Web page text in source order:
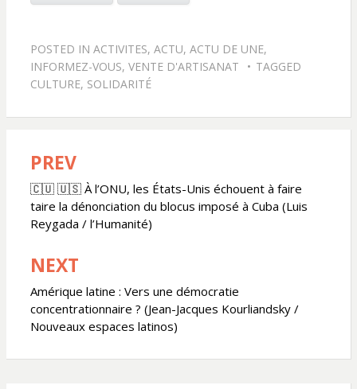
POSTED IN ACTIVITES, ACTU, ACTU DE UNE,
INFORMEZ-VOUS, VENTE D'ARTISANAT
TAGGED
CULTURE, SOLIDARITÉ
Navigation
de
l’article
PREV
🇨🇺 🇺🇸 À l’ONU, les États-Unis échouent à faire
taire la dénonciation du blocus imposé à Cuba (Luis
Reygada / l’Humanité)
NEXT
Amérique latine : Vers une démocratie
concentrationnaire ? (Jean-Jacques Kourliandsky /
Nouveaux espaces latinos)